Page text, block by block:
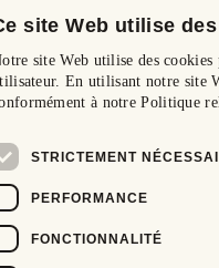
site Web utilise
site Web utilise des
En utilisant notre site
à notre Politique
STRICTEMENT
PERFORMANCE
FONCTIONNALITÉ